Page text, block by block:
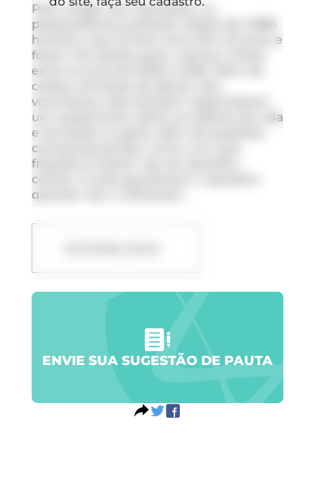
Para chegar aos resultados, os
pesquisadores avaliaram dados de 2.886
homens, que tinham entre 18 e 22 anos e
foram recrutados para o serviço militar
entre os anos de 2005 e 2018. Além de
coletar amostras de sêmen dos
voluntários, eles também responderam
um questionário sobre os hábitos de vida
e de saúde no geral, além de questões
comportamentais, como com que
frequência fazem uso do aparelho
celular e onde guardavam o aparelho
quando não o utilizavam.
ENVIE SUA SUGESTÃO DE PAUTA